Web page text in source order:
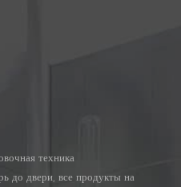
техника
до двери, все продукты на